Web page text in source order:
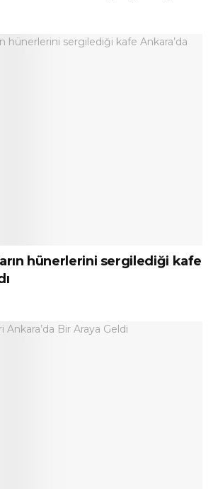
hünerlerini sergilediği kafe